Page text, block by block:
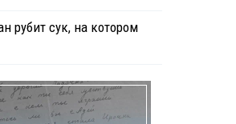
рубит сук, на котором